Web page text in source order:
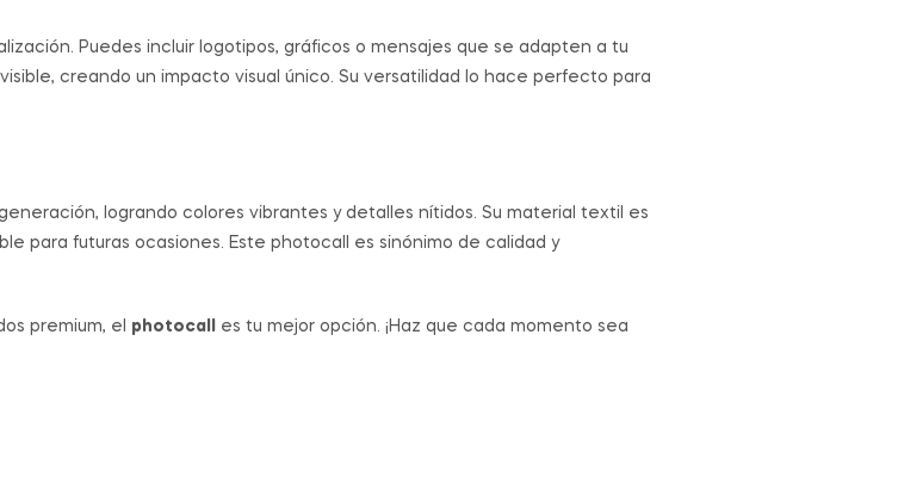
Puedes incluir logotipos, gráficos o mensajes que se adapten a tu
creando un impacto visual único. Su versatilidad lo hace perfecto para
logrando colores vibrantes y detalles nítidos. Su material textil es
para futuras ocasiones. Este photocall es sinónimo de calidad y
premium, el photocall es tu mejor opción. ¡Haz que cada momento sea